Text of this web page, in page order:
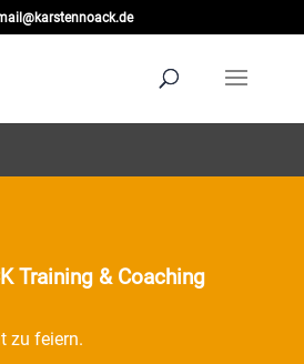
Training & Coaching
zu feiern.